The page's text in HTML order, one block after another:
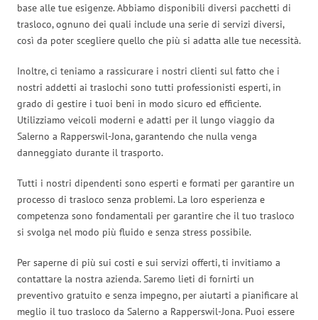
base alle tue esigenze. Abbiamo disponibili diversi pacchetti di
trasloco, ognuno dei quali include una serie di servizi diversi,
così da poter scegliere quello che più si adatta alle tue necessità.
Inoltre, ci teniamo a rassicurare i nostri clienti sul fatto che i
nostri addetti ai traslochi sono tutti professionisti esperti, in
grado di gestire i tuoi beni in modo sicuro ed efficiente.
Utilizziamo veicoli moderni e adatti per il lungo viaggio da
Salerno a Rapperswil-Jona, garantendo che nulla venga
danneggiato durante il trasporto.
Tutti i nostri dipendenti sono esperti e formati per garantire un
processo di trasloco senza problemi. La loro esperienza e
competenza sono fondamentali per garantire che il tuo trasloco
si svolga nel modo più fluido e senza stress possibile.
Per saperne di più sui costi e sui servizi offerti, ti invitiamo a
contattare la nostra azienda. Saremo lieti di fornirti un
preventivo gratuito e senza impegno, per aiutarti a pianificare al
meglio il tuo trasloco da Salerno a Rapperswil-Jona. Puoi essere